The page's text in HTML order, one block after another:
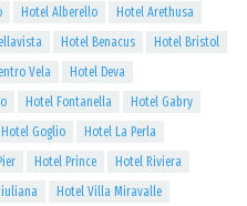
Hotel Alberello
Hotel Arethusa
Hotel Benacus
Hotel Bristol
Vela
Hotel Deva
Hotel Fontanella
Hotel Gabry
Hotel Goglio
Hotel La Perla
Hotel Prince
Hotel Riviera
Hotel Villa Miravalle